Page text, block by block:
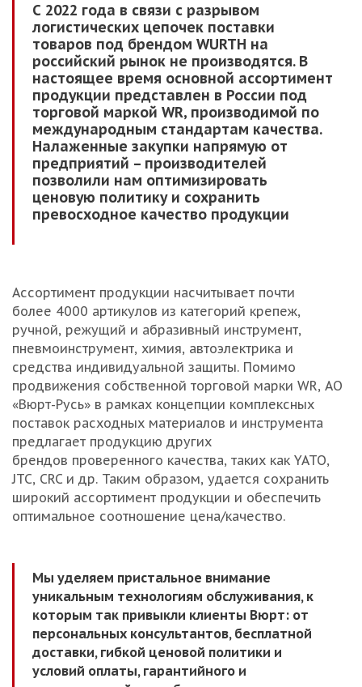
С 2022 года в связи с разрывом
логистических цепочек поставки
товаров под брендом WURTH на
российский рынок не производятся. В
настоящее время основной ассортимент
продукции представлен в России под
торговой маркой WR, производимой по
международным стандартам качества.
Налаженные закупки напрямую от
предприятий – производителей
позволили нам оптимизировать
ценовую политику и сохранить
превосходное качество продукции
Ассортимент продукции насчитывает почти
более 4000 артикулов из категорий крепеж,
ручной, режущий и абразивный инструмент,
пневмоинструмент, химия, автоэлектрика и
средства индивидуальной защиты. Помимо
продвижения собственной торговой марки WR, АО
«Вюрт-Русь» в рамках концепции комплексных
поставок расходных материалов и инструмента
предлагает продукцию других
брендов проверенного качества, таких как YATO,
JTC, CRC и др. Таким образом, удается сохранить
широкий ассортимент продукции и обеспечить
оптимальное соотношение цена/качество.
Мы уделяем пристальное внимание
уникальным технологиям обслуживания, к
которым так привыкли клиенты Вюрт: от
персональных консультантов, бесплатной
доставки, гибкой ценовой политики и
условий оплаты, гарантийного и